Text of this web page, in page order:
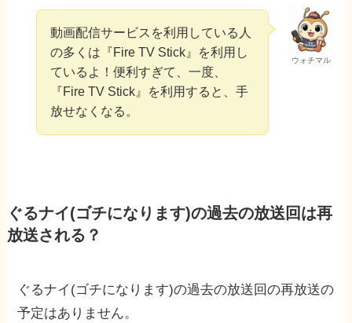
ウォチマル
動画配信サービスを利用している人
の多くは『Fire TV Stick』を利用し
ているよ！便利すぎて、一度、
『Fire TV Stick』を利用すると、手
放せなくなる。
ぐるナイ(ゴチになります)の過去の放送回は再
放送される？
ぐるナイ(ゴチになります)の過去の放送回の再放送の
予定はありません。